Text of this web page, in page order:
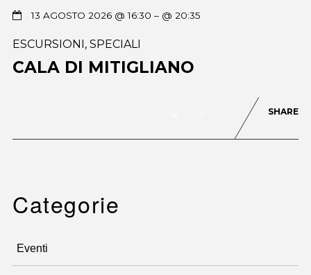
13 AGOSTO 2026 @ 16:30 – @ 20:35
ESCURSIONI, SPECIALI
CALA DI MITIGLIANO
SHARE
Categorie
Eventi